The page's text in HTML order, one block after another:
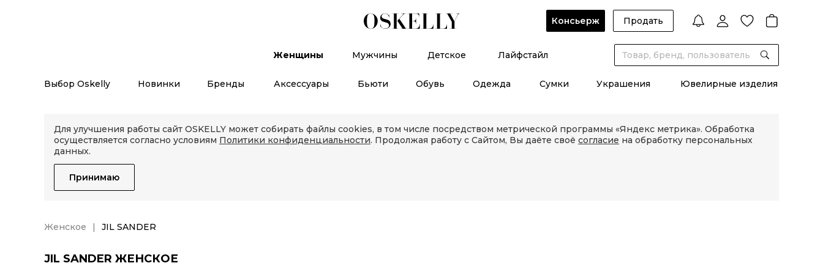
Консьерж Продать
Женщины Мужчины Детское Лайфстайл
Выбор Oskelly Новинки Бренды Аксессуары Бьюти Обувь Одежда Сумки Украшения Ювелирные изделия
Для улучшения работы сайт OSKELLY может собирать файлы cookies, в том числе посредством метрической программы «Яндекс метрика». Обработка
осуществляется согласно условиям Политики конфиденциальности. Продолжая работу с Сайтом, Вы даёте своё согласие на обработку персональных
данных.
Принимаю
Женское JIL SANDER
JIL SANDER ЖЕНСКОЕ